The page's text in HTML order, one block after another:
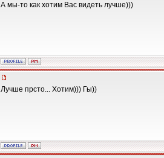
А мы-то как хотим Вас видеть лучше)))
Лучше прсто... Хотим))) Гы))